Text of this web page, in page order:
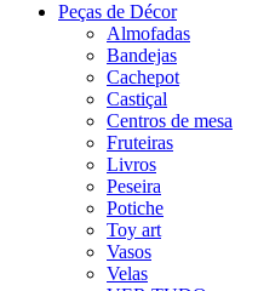
Peças de Décor
Almofadas
Bandejas
Cachepot
Castiçal
Centros de mesa
Fruteiras
Livros
Peseira
Potiche
Toy art
Vasos
Velas